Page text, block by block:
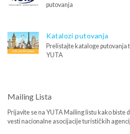
putovanja
Katalozi putovanja
Prelistajte kataloge putovanja
YUTA
Mailing Lista
Prijavite se na YUTA Mailing listu kako biste
vesti nacionalne asocijacije turističkih